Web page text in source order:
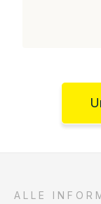
ALLE